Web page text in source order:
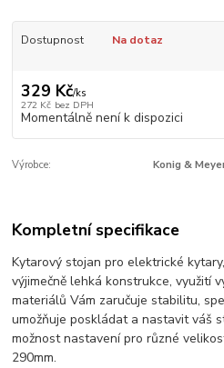
Dostupnost Na dotaz
329 Kč/ks
272 Kč bez DPH
Momentálně není k dispozici
Výrobce: Konig &
Kompletní specifikace
Kytarový stojan pro elektrické
výjimečně lehká konstrukce, využití
materiálů Vám zaručuje stabilitu,
umožňuje poskládat a nastavit váš
možnost nastavení pro různé
290mm.